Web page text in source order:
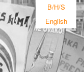
B/H/S
English